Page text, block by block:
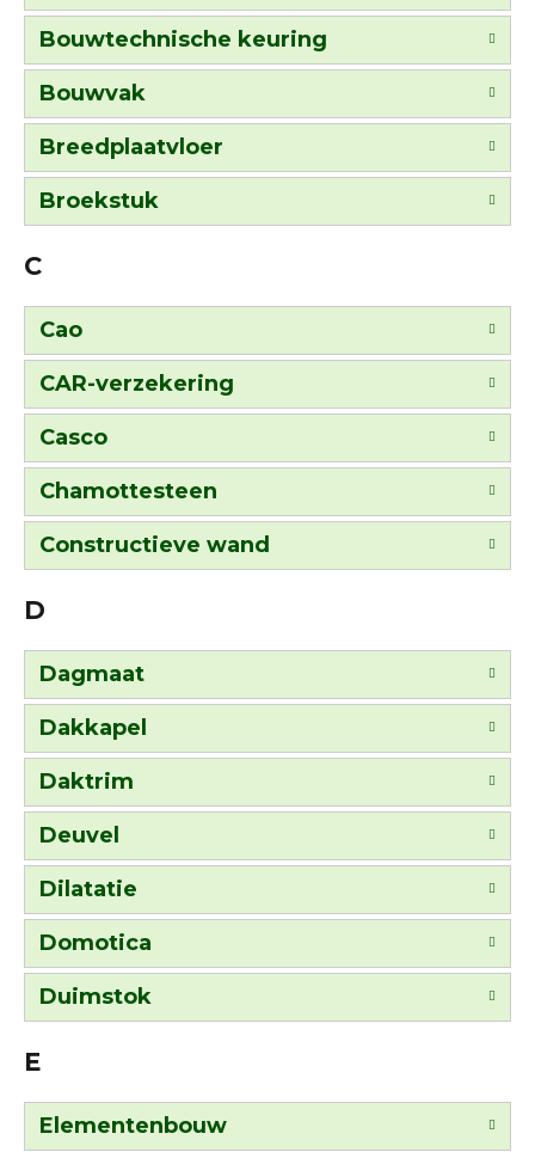
Bouwtechnische keuring
Bouwvak
Breedplaatvloer
Broekstuk
C
Cao
CAR-verzekering
Casco
Chamottesteen
Constructieve wand
D
Dagmaat
Dakkapel
Daktrim
Deuvel
Dilatatie
Domotica
Duimstok
E
Elementenbouw